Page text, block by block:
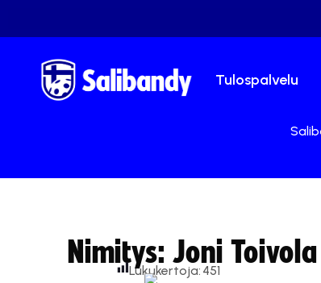
Tulospalvelu
Nimitys: Joni
Lukukertoja: 451